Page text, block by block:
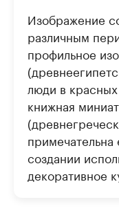
Изображение
различным
профильное
люди в
книжная
создании
декоративное